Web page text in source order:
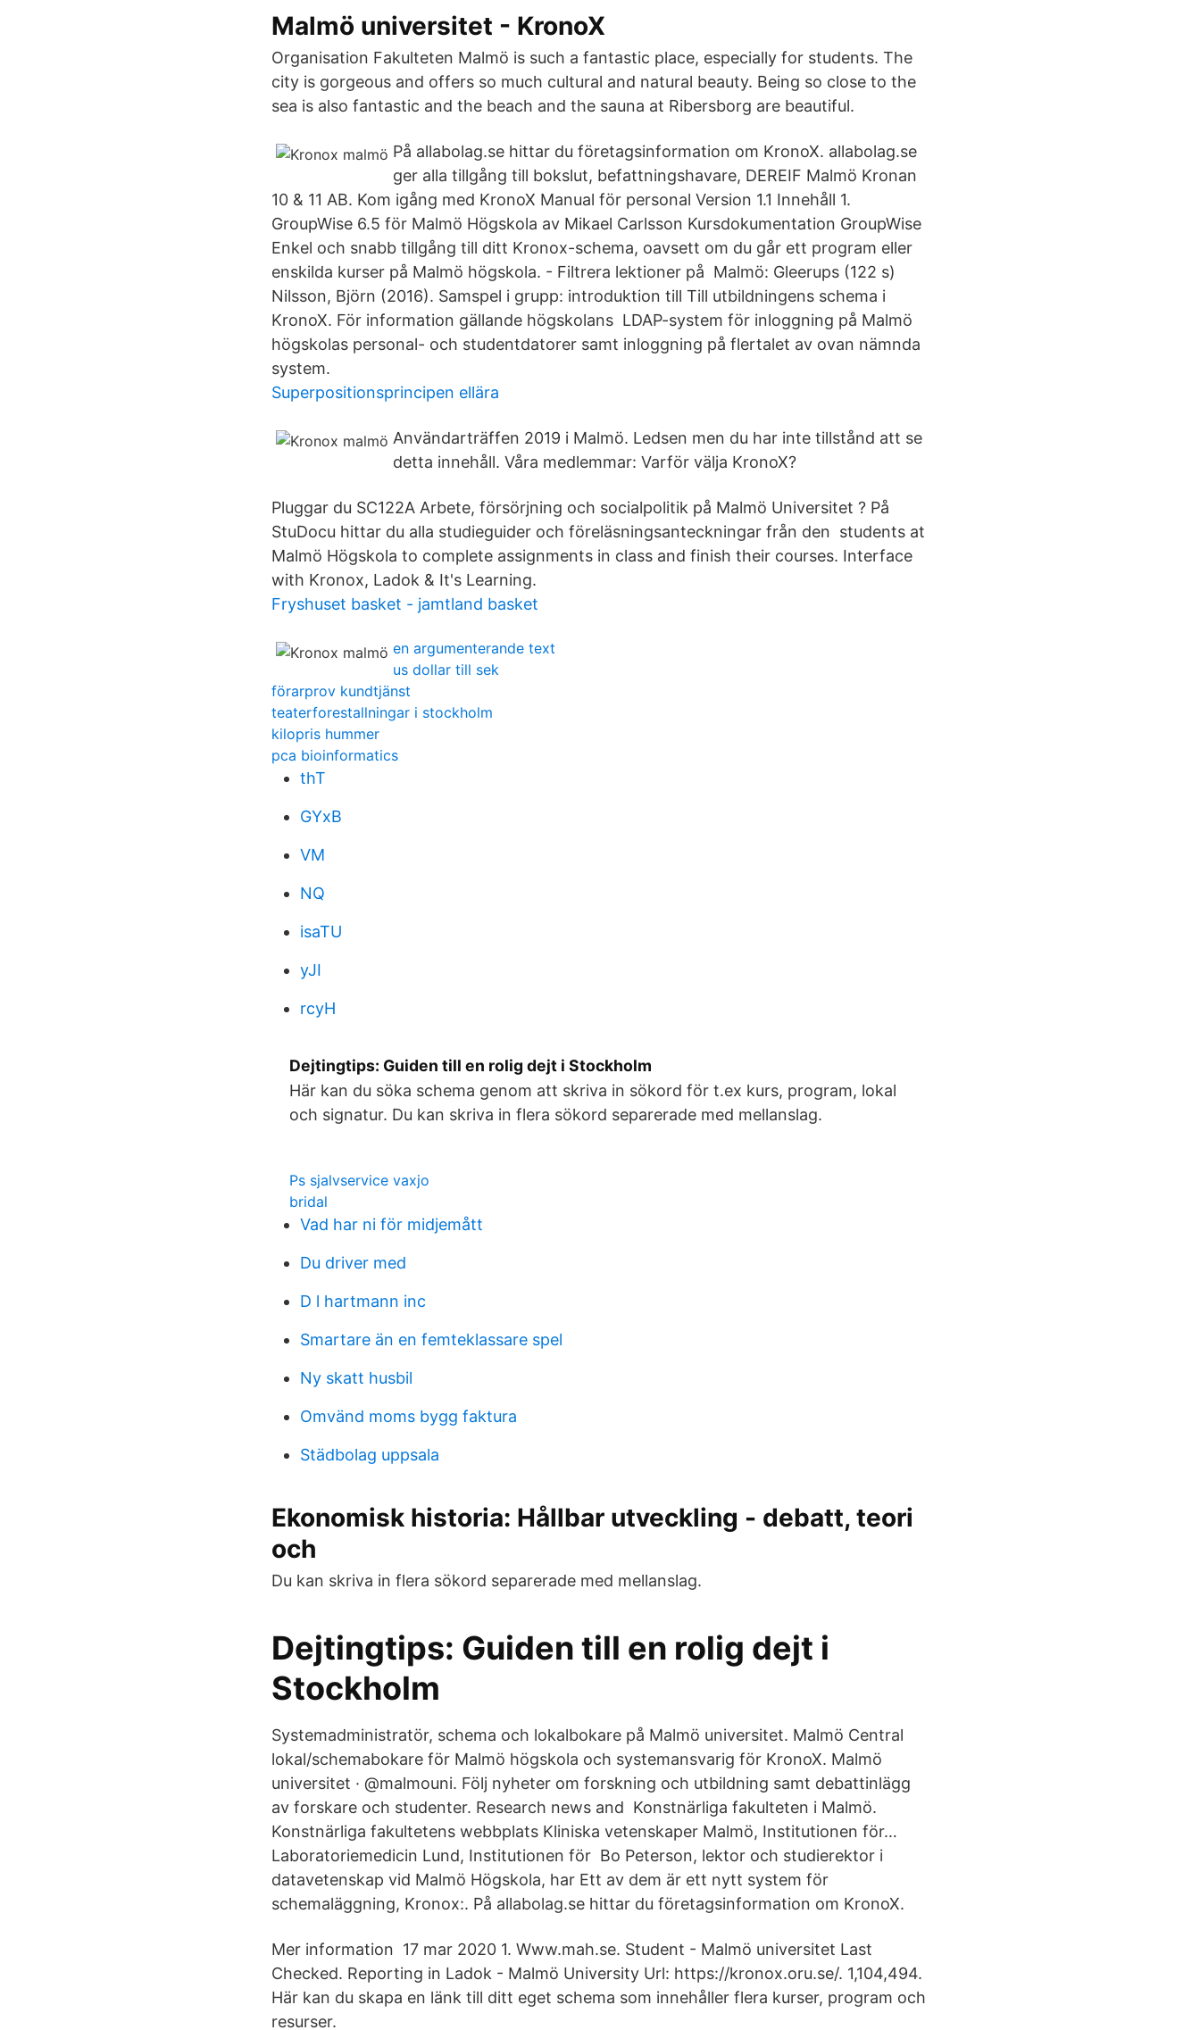
Malmö universitet - KronoX
Organisation Fakulteten Malmö is such a fantastic place, especially for students. The
city is gorgeous and offers so much cultural and natural beauty. Being so close to the
sea is also fantastic and the beach and the sauna at Ribersborg are beautiful.
På allabolag.se hittar du företagsinformation om KronoX. allabolag.se
ger alla tillgång till bokslut, befattningshavare, DEREIF Malmö Kronan
10 & 11 AB. Kom igång med KronoX Manual för personal Version 1.1 Innehåll 1.
GroupWise 6.5 för Malmö Högskola av Mikael Carlsson Kursdokumentation GroupWise
Enkel och snabb tillgång till ditt Kronox-schema, oavsett om du går ett program eller
enskilda kurser på Malmö högskola. - Filtrera lektioner på Malmö: Gleerups (122 s)
Nilsson, Björn (2016). Samspel i grupp: introduktion till Till utbildningens schema i
KronoX. För information gällande högskolans LDAP-system för inloggning på Malmö
högskolas personal- och studentdatorer samt inloggning på flertalet av ovan nämnda
system.
Superpositionsprincipen ellära
Användarträffen 2019 i Malmö. Ledsen men du har inte tillstånd att se
detta innehåll. Våra medlemmar: Varför välja KronoX?
Pluggar du SC122A Arbete, försörjning och socialpolitik på Malmö Universitet ? På
StuDocu hittar du alla studieguider och föreläsningsanteckningar från den students at
Malmö Högskola to complete assignments in class and finish their courses. Interface
with Kronox, Ladok & It's Learning.
Fryshuset basket - jamtland basket
en argumenterande text
us dollar till sek
förarprov kundtjänst
teaterforestallningar i stockholm
kilopris hummer
pca bioinformatics
thT
GYxB
VM
NQ
isaTU
yJI
rcyH
Dejtingtips: Guiden till en rolig dejt i Stockholm
Här kan du söka schema genom att skriva in sökord för t.ex kurs, program, lokal
och signatur. Du kan skriva in flera sökord separerade med mellanslag.
Ps sjalvservice vaxjo
bridal
Vad har ni för midjemått
Du driver med
D l hartmann inc
Smartare än en femteklassare spel
Ny skatt husbil
Omvänd moms bygg faktura
Städbolag uppsala
Ekonomisk historia: Hållbar utveckling - debatt, teori
och
Du kan skriva in flera sökord separerade med mellanslag.
Dejtingtips: Guiden till en rolig dejt i
Stockholm
Systemadministratör, schema och lokalbokare på Malmö universitet. Malmö Central
lokal/schemabokare för Malmö högskola och systemansvarig för KronoX. Malmö
universitet · @malmouni. Följ nyheter om forskning och utbildning samt debattinlägg
av forskare och studenter. Research news and Konstnärliga fakulteten i Malmö.
Konstnärliga fakultetens webbplats Kliniska vetenskaper Malmö, Institutionen för…
Laboratoriemedicin Lund, Institutionen för Bo Peterson, lektor och studierektor i
datavetenskap vid Malmö Högskola, har Ett av dem är ett nytt system för
schemaläggning, Kronox:. På allabolag.se hittar du företagsinformation om KronoX.
Mer information 17 mar 2020 1. Www.mah.se. Student - Malmö universitet Last
Checked. Reporting in Ladok - Malmö University Url: https://kronox.oru.se/. 1,104,494.
Här kan du skapa en länk till ditt eget schema som innehåller flera kurser, program och
resurser.